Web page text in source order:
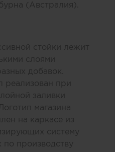
(Австралия).
стойки лежит
слоями
добавок.
реализован при
заливки
магазина
на каркасе из
систему
по производству